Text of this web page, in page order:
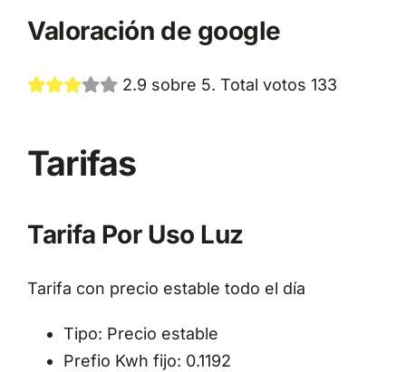
Valoración de google
2.9 sobre 5. Total votos 133
Tarifas
Tarifa Por Uso Luz
Tarifa con precio estable todo el día
Tipo: Precio estable
Prefio Kwh fijo: 0.1192